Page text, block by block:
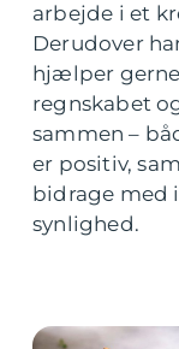
arbejde i et
Derudover
hjælper
regnskabet
sammen –
er positiv,
bidrage med
synlighed.